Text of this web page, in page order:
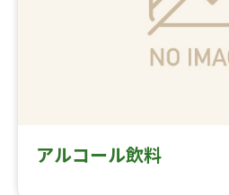
アルコール飲料